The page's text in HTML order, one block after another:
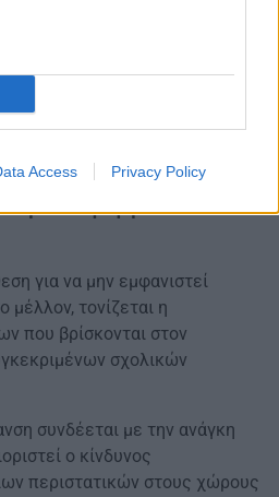
Access Privacy Policy
λόγω του κινδύνου να μην
μόνο στο συγκεκριμένο
εξάπλωσης σε μαθητές
γονείς της περιοχής.
την αποφυγή νέων
για να μην εμφανιστεί
μέλλον, τονίζεται η
που βρίσκονται στον
σχολικών
συνδέεται με την ανάγκη
ο κίνδυνος
περιστατικών στους χώρους